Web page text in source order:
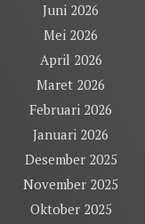
Juni 2026
Mei 2026
April 2026
Maret 2026
Februari 2026
Januari 2026
Desember 2025
November 2025
Oktober 2025